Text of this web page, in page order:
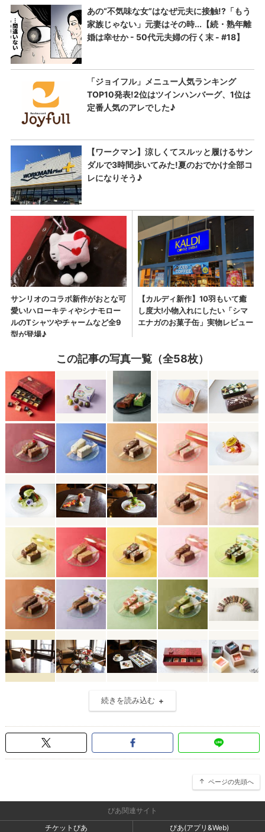
この記事の写真一覧（全58枚）
続きを読み込む
ページの先頭へ
ぴあ関連サイト
チケットぴあ
ぴあ(アプリ&Web)